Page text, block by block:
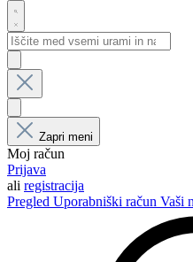
Zapri meni
Moj račun
Prijava
ali registracija
Pregled Uporabniški račun Vaši